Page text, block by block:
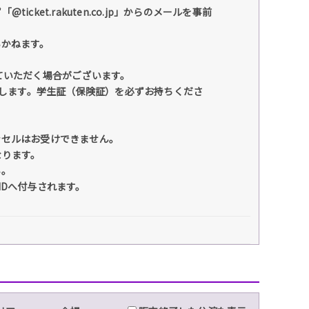
@ticket.rakuten.co.jp」からのメールを事前
ねます。
ただく場合がございます。
す。学生証（保険証）を必ずお持ちくださ
ルはお受けできません。
ます。
付与されます。